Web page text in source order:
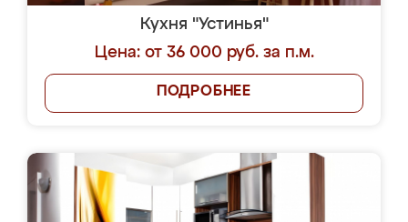
Кухня "Устинья"
Цена: от 36 000 руб. за п.м.
ПОДРОБНЕЕ